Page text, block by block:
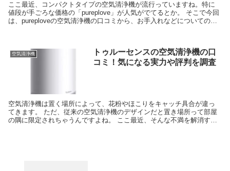
ここ最近、コンパクトタイプの空気清浄機が流行っていますね。特に
値段が手ごろな価格の「pureplove」が人気がでてるとか。 そこで今回
は、pureploveの空気清浄機の口コミから、お手入れなどについての評
空気清浄機
トゥルーセンスの空気清浄機の口
コミ！気になる実力や評判を調査
空気清浄機は置く場所によって、花粉やほこりをキャッチ具合が違っ
てきます。 ただ、従来の空気清浄機のデザインだと置き場所って部屋
の隅に限定されちゃうんですよね。 ここ最近、そんな不満を解消する